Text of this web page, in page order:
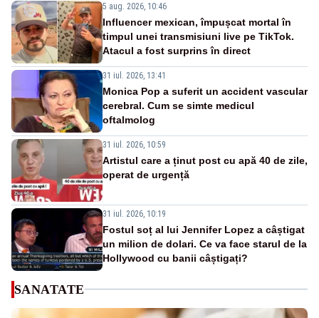
5 aug. 2026, 10:46
Influencer mexican, împușcat mortal în
timpul unei transmisiuni live pe TikTok.
Atacul a fost surprins în direct
31 iul. 2026, 13:41
Monica Pop a suferit un accident vascular
cerebral. Cum se simte medicul
oftalmolog
31 iul. 2026, 10:59
Artistul care a ținut post cu apă 40 de zile,
operat de urgență
31 iul. 2026, 10:19
Fostul soț al lui Jennifer Lopez a câștigat
un milion de dolari. Ce va face starul de la
Hollywood cu banii câștigați?
SANATATE